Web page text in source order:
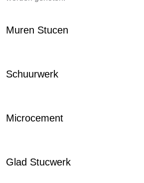
Muren Stucen
Schuurwerk
Microcement
Glad Stucwerk